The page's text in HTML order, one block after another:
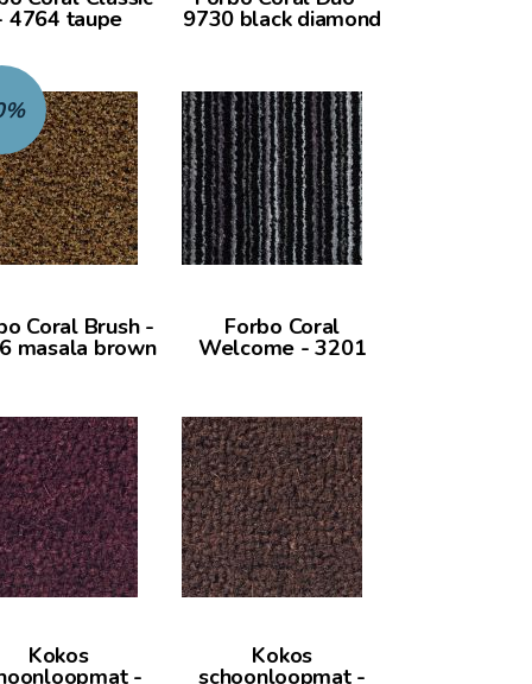
4764 taupe 9730 black diamond
Coral Brush -
masala brown
Forbo Coral
Welcome - 3201
Kokos
-
Kokos
schoonloopmat -